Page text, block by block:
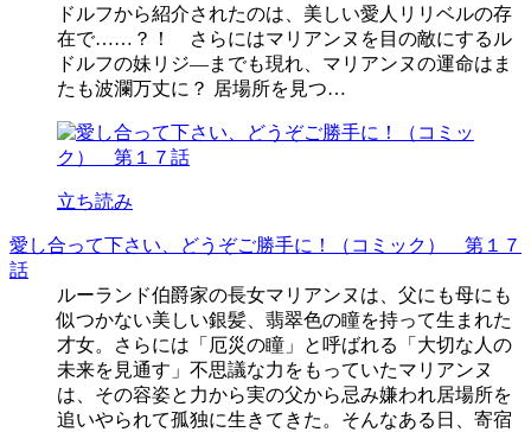
ドルフから紹介されたのは、美しい愛人リリベルの存
在で……？！ さらにはマリアンヌを目の敵にするル
ドルフの妹リジ―までも現れ、マリアンヌの運命はま
たも波瀾万丈に？ 居場所を見つ…
立ち読み
愛し合って下さい、どうぞご勝手に！（コミック） 第１７
話
ルーランド伯爵家の長女マリアンヌは、父にも母にも
似つかない美しい銀髪、翡翠色の瞳を持って生まれた
才女。さらには「厄災の瞳」と呼ばれる「大切な人の
未来を見通す」不思議な力をもっていたマリアンヌ
は、その容姿と力から実の父から忌み嫌われ居場所を
追いやられて孤独に生きてきた。そんなある日、寄宿